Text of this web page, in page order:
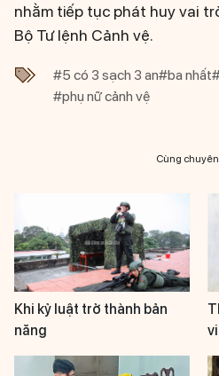
nhằm tiếp tục phát huy vai
Bộ Tư lệnh Cảnh vệ.
#5 có 3 sạch 3 an#ba nhất
#phụ nữ cảnh vệ
Cùng
Khi kỷ luật trở thành bản
năng